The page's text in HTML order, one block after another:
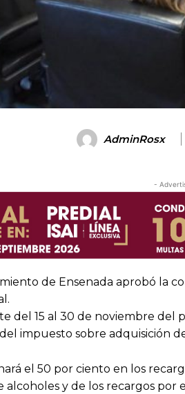
AdminRosx
-
de Ensenada aprobó la
del 15 al 30 de noviembre del
impuesto sobre adquisición
el 50 por ciento en los
alcoholes y de los recargos